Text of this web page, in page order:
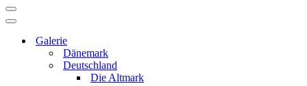
Navigationsmenü
Navigationsmenü
Galerie
Dänemark
Deutschland
Die Altmark